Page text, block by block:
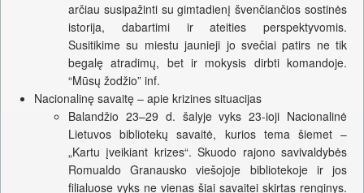
arčiau susipažinti su gimtadienį švenčiančios sostinės
istorija, dabartimi ir ateities perspektyvomis.
Susitikime su miestu jaunieji jo svečiai patirs ne tik
begalę atradimų, bet ir mokysis dirbti komandoje.
“Mūsų žodžio” inf.
Nacionalinę savaitę – apie krizines situacijas
Balandžio 23–29 d. šalyje vyks 23-ioji Nacionalinė
Lietuvos bibliotekų savaitė, kurios tema šiemet –
„Kartu įveikiant krizes“. Skuodo rajono savivaldybės
Romualdo Granausko viešojoje bibliotekoje ir jos
filialuose vyks ne vienas šiai savaitei skirtas renginys.